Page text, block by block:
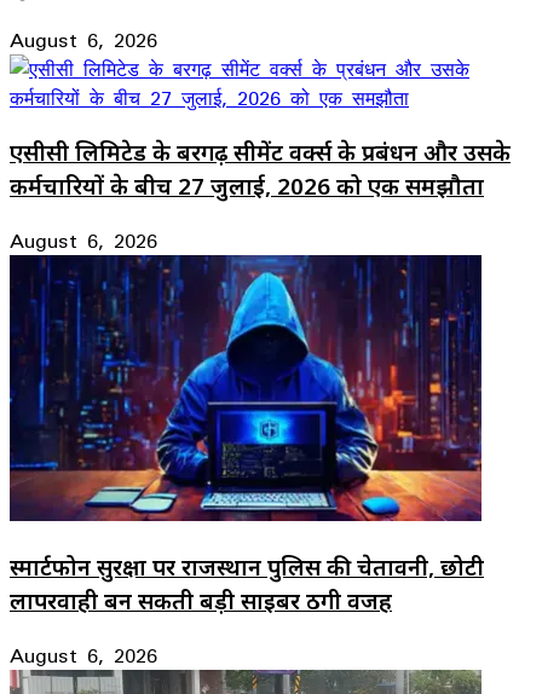
August 6, 2026
एसीसी लिमिटेड के बरगढ़ सीमेंट वर्क्स के प्रबंधन और उसके
कर्मचारियों के बीच 27 जुलाई, 2026 को एक समझौता
August 6, 2026
स्मार्टफोन सुरक्षा पर राजस्थान पुलिस की चेतावनी, छोटी
लापरवाही बन सकती बड़ी साइबर ठगी वजह
August 6, 2026